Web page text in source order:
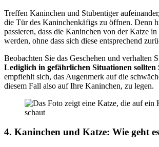
Treffen Kaninchen und Stubentiger
die Tür des Kaninchenkäfigs zu öffnen. Denn
passieren, dass die Kaninchen von der Katze
werden, ohne dass sich diese entsprechend
Beobachten Sie das Geschehen und verhalten
Lediglich in gefährlichen Situationen sollten
empfiehlt sich, das Augenmerk auf die
diesem Fall also auf Ihre Kaninchen, zu legen.
4. Kaninchen und Katze: Wie geht